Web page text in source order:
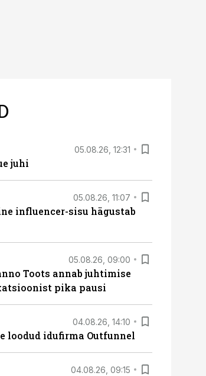
05.08.26, 12:31
juhi
05.08.26, 11:07
influencer-sisu hägustab
05.08.26, 09:00
Toots annab juhtimise
pika pausi
04.08.26, 14:10
loodud idufirma Outfunnel
04.08.26, 09:15